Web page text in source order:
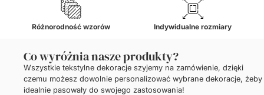
Różnorodność wzorów Indywidualne rozmiary
Co wyróżnia nasze produkty?
Wszystkie tekstylne dekoracje szyjemy na zamówienie, dzięki
czemu możesz dowolnie personalizować wybrane dekoracje, żeby
idealnie pasowały do swojego zastosowania!